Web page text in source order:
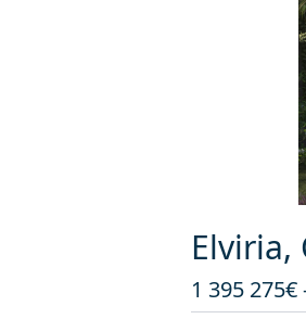
Elviria,
1 395 275€